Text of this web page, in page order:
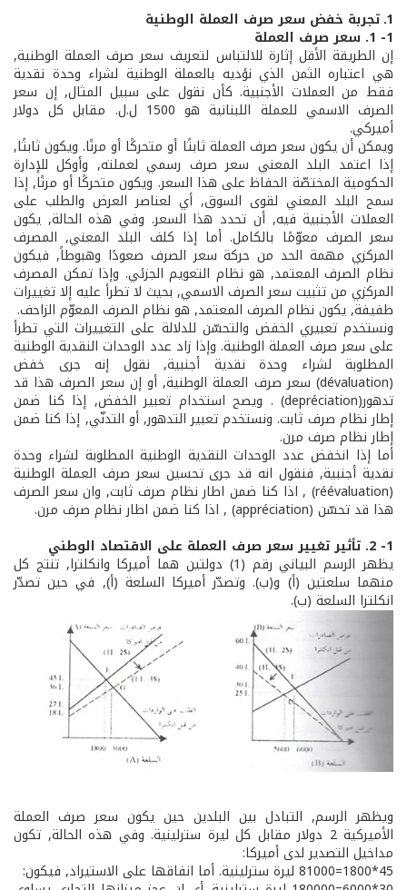
1ـ تجربة خفض سعر صرف العملة الوطنية
1- ­1. سعر صرف العملة
إن الطريقة الأقل إثارة للالتباس لتعريف سعر صرف العملة الوطنية,
هي اعتباره الثمن الذي نؤديه بالعملة الوطنية لشراء وحدة نقدية
فقط من العملات الأجنبية. كأن نقول على سبيل المثال, إن سعر
الصرف الاسمي للعملة اللبنانية هو 1500 ل.ل. مقابل كل دولار
أميركي.
ويمكن أن يكون سعر صرف العملة ثابتًا أو متحركًا أو مرنًا. ويكون ثابتًا,
إذا اعتمد البلد المعني سعر صرف رسمي لعملته, وأوكل للإدارة
الحكومية المختصّة الحفاظ على هذا السعر. ويكون متحركًا أو مرنًا, إذا
سمح البلد المعني لقوى السوق, أي لعناصر العرض والطلب على
العملات الأجنبية فيه, أن تحدد هذا السعر. وفي هذه الحالة, يكون
سعر الصرف معوّمًا بالكامل. أما إذا كلف البلد المعني, المصرف
المركزي مهمة الحد من حركة سعر الصرف صعودًا وهبوطاً, فيكون
نظام الصرف المعتمد, هو نظام التعويم الجزئي. وإذا تمكن المصرف
المركزي من تثبيت سعر الصرف الاسمي, بحيث لا تطرأ عليه إلا تغييرات
طفيفة, يكون نظام الصرف المعتمد, هو نظام الصرف المعوّم الزاحف.
ونستخدم تعبيري الخفض والتحسّن للدلالة على التغييرات التي تطرأ
على سعر صرف العملة الوطنية. وإذا زاد عدد الوحدات النقدية الوطنية
المطلوبة لشراء وحدة نقدية أجنبية, نقول إنه جرى خفض
(dévaluation) سعر صرف العملة الوطنية, أو إن سعر الصرف هذا قد
تدهور(depréciation) . ويصح استخدام تعبير الخفض, إذا كنا ضمن
إطار نظام صرف ثابت. ونستخدم تعبير التدهور, أو التدنّي, إذا كنا ضمن
إطار نظام صرف مرن.
أما إذا انخفض عدد الوحدات النقدية الوطنية المطلوبة لشراء وحدة
نقدية أجنبية, فنقول انه قد جرى تحسين سعر صرف العملة الوطنية
(réévaluation) , اذا كنا ضمن اطار نظام صرف ثابت, وان سعر الصرف
هذا قد تحسّن (appréciation) , اذا كنا ضمن اطار نظام صرف مرن.
1- ­2. تأثير تغيير سعر صرف العملة على الاقتصاد الوطني
يظهر الرسم البياني رقم (1) دولتين هما أميركا وانكلترا, تنتج كل
منهما سلعتين (أ) و(ب). وتصدّر أميركا السلعة (أ), في حين تصدّر
انكلترا السلعة (ب).
ويظهر الرسم, التبادل بين البلدين حين يكون سعر صرف العملة
الأميركية 2 دولار مقابل كل ليرة سترلينية. وفي هذه الحالة, تكون
مداخيل التصدير لدى أميركا:
45*1800=81000 ليرة سترلينية. أما انفاقها على الاستيراد, فيكون: